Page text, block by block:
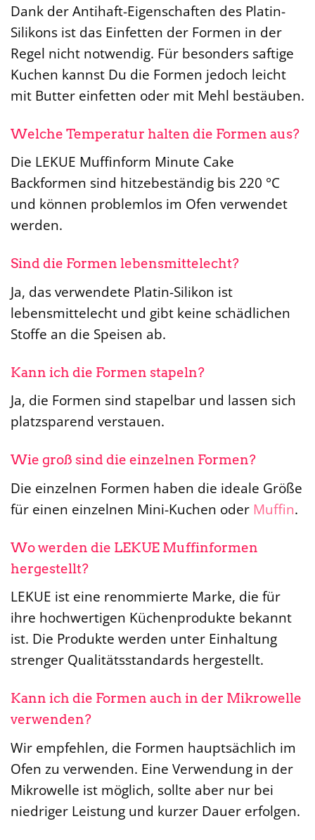
Dank der Antihaft-Eigenschaften des Platin-
Silikons ist das Einfetten der Formen in der
Regel nicht notwendig. Für besonders saftige
Kuchen kannst Du die Formen jedoch leicht
mit Butter einfetten oder mit Mehl bestäuben.
Welche Temperatur halten die Formen aus?
Die LEKUE Muffinform Minute Cake
Backformen sind hitzebeständig bis 220 °C
und können problemlos im Ofen verwendet
werden.
Sind die Formen lebensmittelecht?
Ja, das verwendete Platin-Silikon ist
lebensmittelecht und gibt keine schädlichen
Stoffe an die Speisen ab.
Kann ich die Formen stapeln?
Ja, die Formen sind stapelbar und lassen sich
platzsparend verstauen.
Wie groß sind die einzelnen Formen?
Die einzelnen Formen haben die ideale Größe
für einen einzelnen Mini-Kuchen oder Muffin.
Wo werden die LEKUE Muffinformen
hergestellt?
LEKUE ist eine renommierte Marke, die für
ihre hochwertigen Küchenprodukte bekannt
ist. Die Produkte werden unter Einhaltung
strenger Qualitätsstandards hergestellt.
Kann ich die Formen auch in der Mikrowelle
verwenden?
Wir empfehlen, die Formen hauptsächlich im
Ofen zu verwenden. Eine Verwendung in der
Mikrowelle ist möglich, sollte aber nur bei
niedriger Leistung und kurzer Dauer erfolgen.